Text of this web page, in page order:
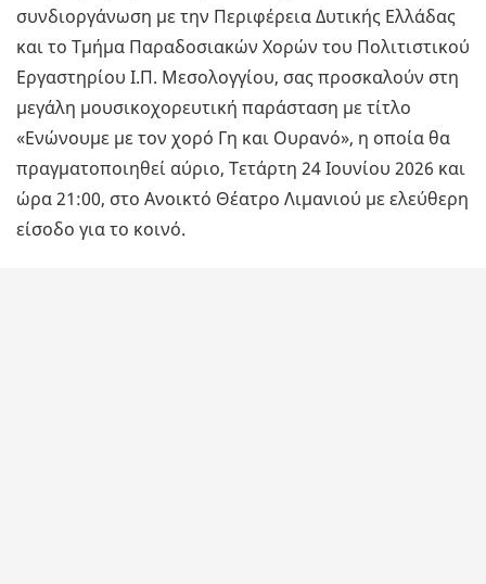
συνδιοργάνωση με την Περιφέρεια Δυτικής Ελλάδας
και το Τμήμα Παραδοσιακών Χορών του Πολιτιστικού
Εργαστηρίου Ι.Π. Μεσολογγίου, σας προσκαλούν στη
μεγάλη μουσικοχορευτική παράσταση με τίτλο
«Ενώνουμε με τον χορό Γη και Ουρανό», η οποία θα
πραγματοποιηθεί αύριο, Τετάρτη 24 Ιουνίου 2026 και
ώρα 21:00, στο Ανοικτό Θέατρο Λιμανιού με ελεύθερη
είσοδο για το κοινό.